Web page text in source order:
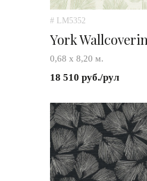
# LM5352
York
0,68 х 8,20 м.
18 510 руб./рул